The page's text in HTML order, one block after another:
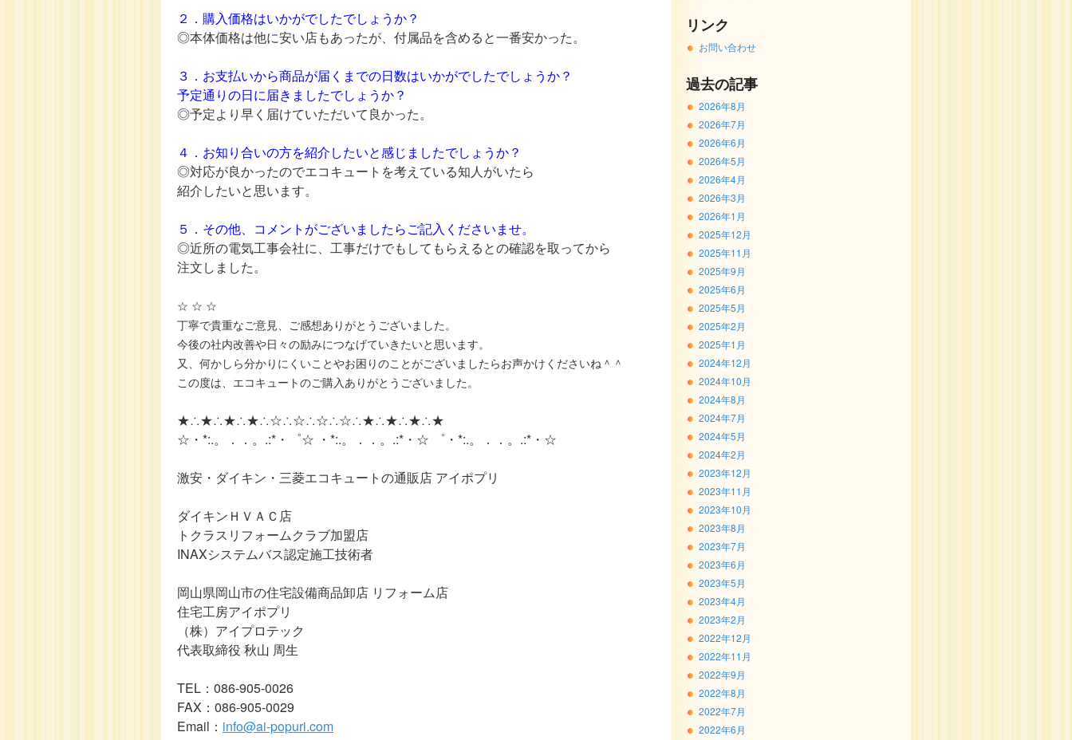
２．購入価格はいかがでしたでしょうか？
◎本体価格は他に安い店もあったが、付属品を含めると一番安かった。
３．お支払いから商品が届くまでの日数はいかがでしたでしょうか？
予定通りの日に届きましたでしょうか？
◎予定より早く届けていただいて良かった。
４．お知り合いの方を紹介したいと感じましたでしょうか？
◎対応が良かったのでエコキュートを考えている知人がいたら
紹介したいと思います。
５．その他、コメントがございましたらご記入くださいませ。
◎近所の電気工事会社に、工事だけでもしてもらえるとの確認を取ってから
注文しました。
☆ ☆ ☆
丁寧で貴重なご意見、ご感想ありがとうございました。
今後の社内改善や日々の励みにつなげていきたいと思います。
又、何かしら分かりにくいことやお困りのことがございましたらお声かけくださいね＾＾
この度は、エコキュートのご購入ありがとうございました。
★∴★∴★∴★∴☆∴☆∴☆∴☆∴★∴★∴★∴★
☆・*:.。．．。.:*・゜☆ ・*:.。．．。.:*・☆ ゜・*:.。．．。.:*・☆
激安・ダイキン・三菱エコキュートの通販店 アイポプリ
ダイキンＨＶＡＣ店
トクラスリフォームクラブ加盟店
INAXシステムバス認定施工技術者
岡山県岡山市の住宅設備商品卸店 リフォーム店
住宅工房アイポプリ
（株）アイプロテック
代表取締役 秋山 周生
TEL：086-905-0026
FAX：086-905-0029
Email： info@ai-popuri.com
リンク
お問い合わせ
過去の記事
2026年8月
2026年7月
2026年6月
2026年5月
2026年4月
2026年3月
2026年1月
2025年12月
2025年11月
2025年9月
2025年6月
2025年5月
2025年2月
2025年1月
2024年12月
2024年10月
2024年8月
2024年7月
2024年5月
2024年2月
2023年12月
2023年11月
2023年10月
2023年8月
2023年7月
2023年6月
2023年5月
2023年4月
2023年2月
2022年12月
2022年11月
2022年9月
2022年8月
2022年7月
2022年6月